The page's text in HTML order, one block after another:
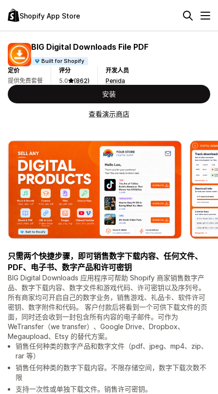
Shopify App Store
BIG Digital Downloads File PDF
Built for Shopify
定价
提供免费套餐
评分
5.0
(862)
开发人员
Penida
安装
查看演示商店
只需两个快捷步骤，即可销售数字下载内容、任何文件、
PDF、电子书、数字产品和许可密钥
BIG Digital Downloads 应用程序可帮助 Shopify 商家销售数字产
品、数字下载内容、数字文件和游戏代码、许可密钥以及序列号。
所有商家均可开启自己的数字业务，销售游戏、礼品卡、软件许可
密钥、数字附件和代码。 客户付款后将看到一个可供下载文件的页
面，同时还会收到一封包含所有内容的电子邮件。可作为
WeTransfer（we transfer）、Google Drive、Dropbox、
Megaupload、Etsy 的替代方案。
销售任何种类的数字产品和数字文件（pdf、jpeg、mp4、zip、
rar 等）
销售任何种类的数字下载内容。不限存储空间，数字下载次数不
限
支持一次性或单独下载文件。销售许可密钥。